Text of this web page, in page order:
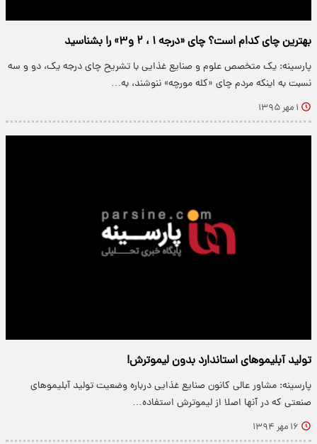
بهترین چای کدام است؟ چای «درجه ۱ ، ۲ و۳» را بشناسید
پارسینه: یک متخصص علوم و صنایع غذایی با تشریح چای درجه یک، دو و سه
نسبت به اینکه مردم چای «کله مورچه» ننوشند، به…
۱ مهر ۱۳۹۵
تولید آبلیموهای استاندارد بدون لیموترش!
پارسینه: مشاور عالی کانون صنایع غذایی درباره وضعیت تولید آبلیموهای
صنعتی که در آنها اصلا از لیموترش استفاده…
۱۶ مهر ۱۳۹۴